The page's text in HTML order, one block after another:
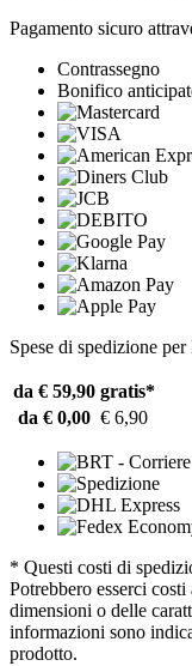
Pagamento sicuro
Contrassegno
Bonifico
Spese di spedizione per
da € 59,90 gratis*
da € 0,00 € 6,90
* Questi costi di
Potrebbero esserci
dimensioni o delle
informazioni sono
prodotto.